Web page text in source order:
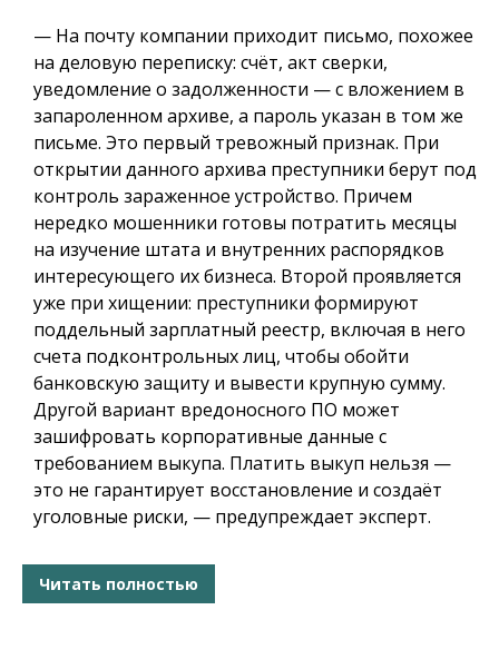
— На почту компании приходит письмо, похожее
на деловую переписку: счёт, акт сверки,
уведомление о задолженности — с вложением в
запароленном архиве, а пароль указан в том же
письме. Это первый тревожный признак. При
открытии данного архива преступники берут под
контроль зараженное устройство. Причем
нередко мошенники готовы потратить месяцы
на изучение штата и внутренних распорядков
интересующего их бизнеса. Второй проявляется
уже при хищении: преступники формируют
поддельный зарплатный реестр, включая в него
счета подконтрольных лиц, чтобы обойти
банковскую защиту и вывести крупную сумму.
Другой вариант вредоносного ПО может
зашифровать корпоративные данные с
требованием выкупа. Платить выкуп нельзя —
это не гарантирует восстановление и создаёт
уголовные риски, — предупреждает эксперт.
Читать полностью